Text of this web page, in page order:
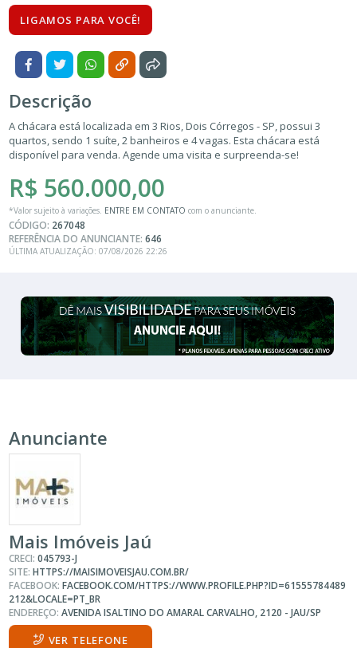
LIGAMOS PARA VOCÊ!
Descrição
A chácara está localizada em 3 Rios, Dois Córregos - SP, possui 3
quartos, sendo 1 suíte, 2 banheiros e 4 vagas. Esta chácara está
disponível para venda. Agende uma visita e surpreenda-se!
R$ 560.000,00
*Valor sujeito à variações. ENTRE EM CONTATO com o anunciante.
CÓDIGO: 267048
REFERÊNCIA DO ANUNCIANTE:646
ÚLTIMA ATUALIZAÇÃO: 07/08/2026 22:26
Anunciante
Mais Imóveis Jaú
CRECI:045793-J
SITE:HTTPS://MAISIMOVEISJAU.COM.BR/
FACEBOOK:FACEBOOK.COM/HTTPS://WWW.PROFILE.PHP?ID=61555784489
212&LOCALE=PT_BR
ENDEREÇO:AVENIDA ISALTINO DO AMARAL CARVALHO, 2120 - JAU/SP
VER TELEFONE